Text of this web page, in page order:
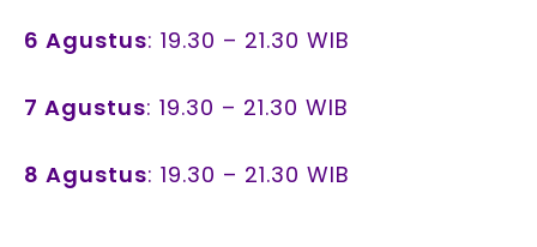
6 Agustus: 19.30 – 21.30 WIB
7 Agustus: 19.30 – 21.30 WIB
8 Agustus: 19.30 – 21.30 WIB